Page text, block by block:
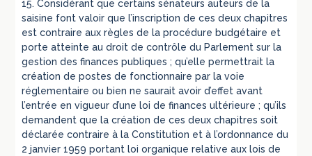
15. Considérant que certains sénateurs auteurs de la
saisine font valoir que l’inscription de ces deux chapitres
est contraire aux règles de la procédure budgétaire et
porte atteinte au droit de contrôle du Parlement sur la
gestion des finances publiques ; qu’elle permettrait la
création de postes de fonctionnaire par la voie
réglementaire ou bien ne saurait avoir d’effet avant
l’entrée en vigueur d’une loi de finances ultérieure ; qu’ils
demandent que la création de ces deux chapitres soit
déclarée contraire à la Constitution et à l’ordonnance du
2 janvier 1959 portant loi organique relative aux lois de